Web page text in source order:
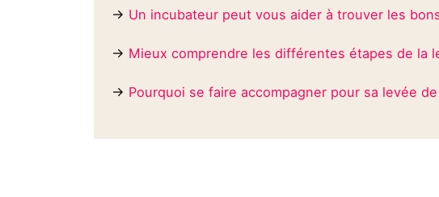
→ Un incubateur peut vous aider à trouver les
→ Mieux comprendre les différentes étapes de la
→ Pourquoi se faire accompagner pour sa levée